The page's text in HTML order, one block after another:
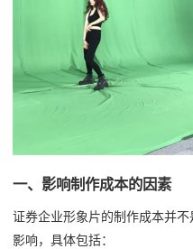
一、影响制作成本的因素
证券企业形象片的制作成本并
影响，具体包括：